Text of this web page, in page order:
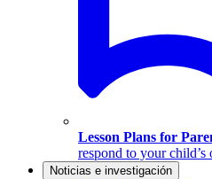
Lesson Plans for
respond to your child’s
Noticias e investigación